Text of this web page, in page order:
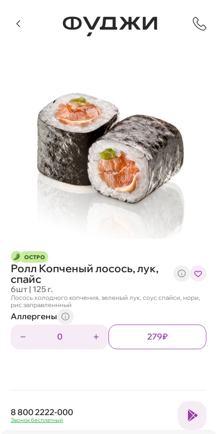
ОСТРО
Ролл Копченый лосось, лук,
спайс
6шт | 125 г.
Лосось холодного копчения, зеленый лук, соус спайси, нори,
рис заправленнный
Аллергены
0
279₽
8 800 2222-000
Звонок бесплатный